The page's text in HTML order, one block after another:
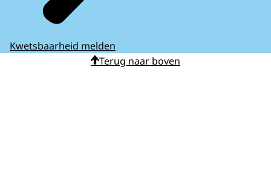
Kwetsbaarheid melden
Terug naar boven